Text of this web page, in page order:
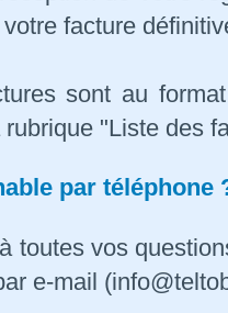
facture
sont au
"Liste des
par téléphone
toutes vos
e-mail